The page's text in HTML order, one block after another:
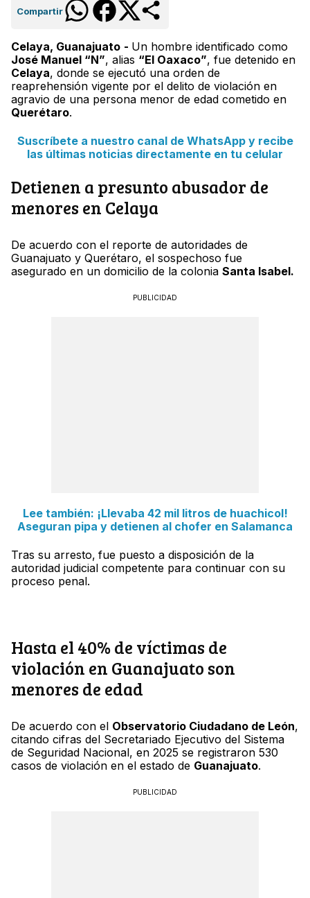
Compartir
Celaya, Guanajuato - Un hombre identificado como
José Manuel “N”, alias “El Oaxaco”, fue detenido en
Celaya, donde se ejecutó una orden de
reaprehensión vigente por el delito de violación en
agravio de una persona menor de edad cometido en
Querétaro.
Suscríbete a nuestro canal de WhatsApp y recibe
las últimas noticias directamente en tu celular
Detienen a presunto abusador de
menores en Celaya
De acuerdo con el reporte de autoridades de
Guanajuato y Querétaro, el sospechoso fue
asegurado en un domicilio de la colonia Santa Isabel.
PUBLICIDAD
Lee también: ¡Llevaba 42 mil litros de huachicol!
Aseguran pipa y detienen al chofer en Salamanca
Tras su arresto, fue puesto a disposición de la
autoridad judicial competente para continuar con su
proceso penal.
Hasta el 40% de víctimas de
violación en Guanajuato son
menores de edad
De acuerdo con el Observatorio Ciudadano de León,
citando cifras del Secretariado Ejecutivo del Sistema
de Seguridad Nacional, en 2025 se registraron 530
casos de violación en el estado de Guanajuato.
PUBLICIDAD